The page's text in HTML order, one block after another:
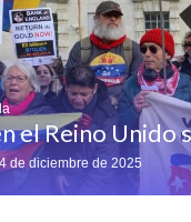
el Reino Unido
de diciembre de 2025